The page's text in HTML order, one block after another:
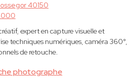
photographe
40150
expert en capture visuelle et
techniques numériques, caméra 360°,
de retouche.